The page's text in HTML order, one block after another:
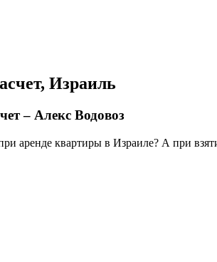
Израиль
– Алекс Водовоз
аренде квартиры в Израиле? А при